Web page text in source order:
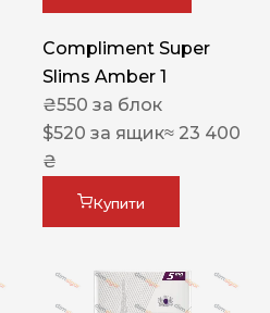
Compliment Super
Slims Amber 1
₴550 за блок
$520 за ящик≈ 23 400
₴
Купити